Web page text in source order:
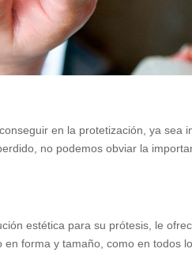
en la protetización, ya sea
no podemos obviar la
estética para su prótesis, le
forma y tamaño, como en todos